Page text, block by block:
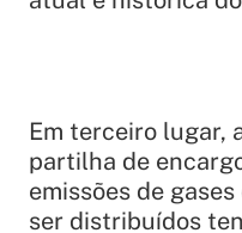
Em terceiro lugar,
partilha de
emissões de
ser distribuídos